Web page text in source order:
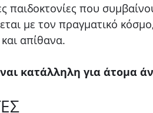
παιδοκτονίες που
με τον πραγματικό
απίθανα.
κατάλληλη για άτομα